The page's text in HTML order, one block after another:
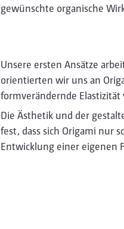
gewünschte organische
Unsere ersten Ansätze
orientierten wir uns an
formverändernde Elastizität
Die Ästhetik und der
fest, dass sich Origami nur
Entwicklung einer eigenen